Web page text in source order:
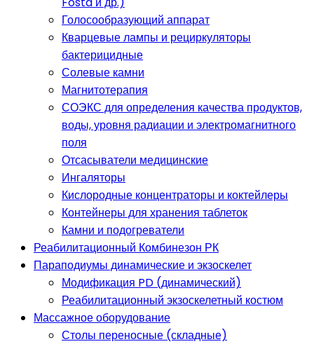
Голосообразующий аппарат
Кварцевые лампы и рециркуляторы
бактерицидные
Солевые камни
Магнитотерапия
СОЭКС для определения качества продуктов,
воды, уровня радиации и электромагнитного
поля
Отсасыватели медицинские
Ингаляторы
Кислородные концентраторы и коктейлеры
Контейнеры для хранения таблеток
Камни и подогреватели
Реабилитационный Комбинезон РК
Параподиумы динамические и экзоскелет
Модификация PD (динамический)
Реабилитационный экзоскелетный костюм
Массажное оборудование
Столы переносные (складные)